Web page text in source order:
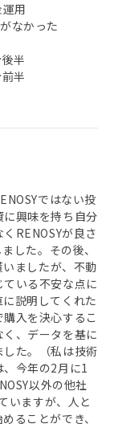
用
なかった
半
半
ではない投
興味を持ち自分
RENOSYが良さ
した。その後、
ましたが、不動
いる不安な点に
説明してくれた
入を決心するこ
、データを基に
た。（私は技術
今年の2月に1
以外の他社
いますが、人と
ることができ、